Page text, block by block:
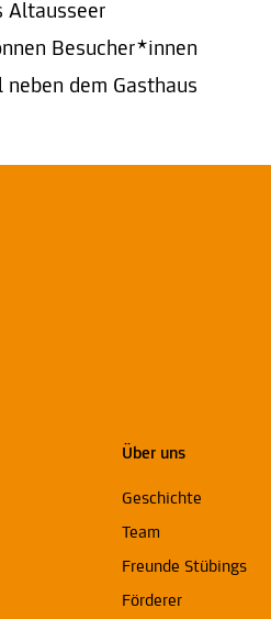
Altausseer
Besucher*innen
dem Gasthaus
Über uns
Geschichte
Team
Freunde Stübings
Förderer